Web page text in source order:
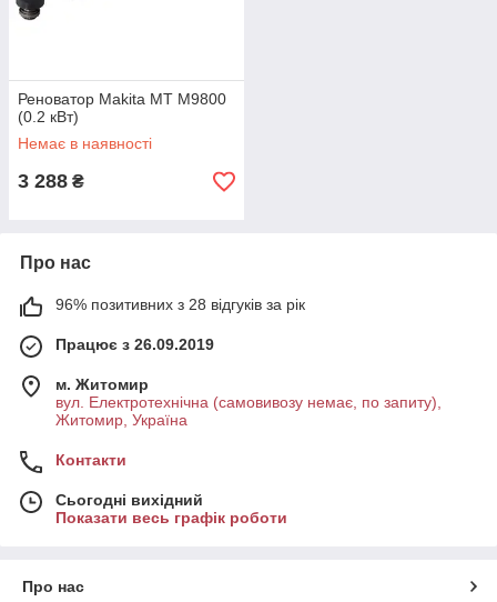
Реноватор Makita MT M9800
(0.2 кВт)
Немає в наявності
3 288 ₴
Про нас
96% позитивних з 28 відгуків за рік
Працює з 26.09.2019
м. Житомир
вул. Електротехнічна (самовивозу немає, по запиту),
Житомир, Україна
Контакти
Сьогодні вихідний
Показати весь графік роботи
Про нас